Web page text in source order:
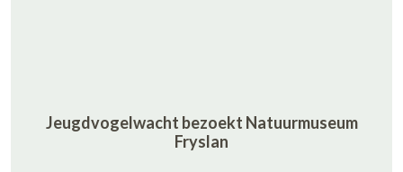
Jeugdvogelwacht bezoekt Natuurmuseum
Fryslan